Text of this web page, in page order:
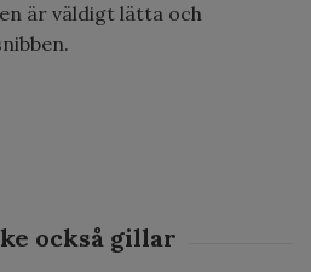
är väldigt lätta och